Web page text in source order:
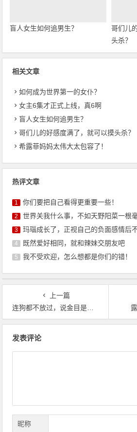
盲人女生如何追男生？
哥们儿
头杀？
相关文章
如何成为世界第一的女仆？
女主6集才正式上线，真6啊
盲人女生如何追男生？
哥们儿的好感度满了，就可以摸头杀？
希露菲妈妈太伟大太包容了！
热评文章
1 你们要把自己看得更重要一些！
2 世界关我什么事，不如天野阳菜一根
3 玛瑙成长了，正视自己的负面感情后
4 既然爱好相同，就和辣妹交朋友吧
5 我不受欢迎，怎么想都是你们的错！
上一篇
连狗都不放过，说金目是魅魔真是一点没错呀
发表评论
昵称